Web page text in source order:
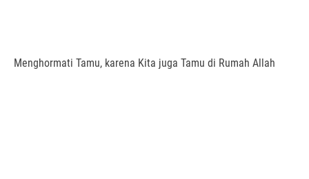
Menghormati Tamu, karena Kita juga Tamu di Rumah Allah